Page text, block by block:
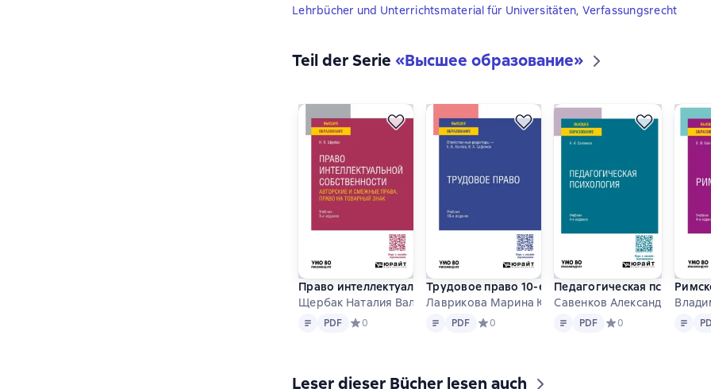
Lehrbücher und Unterrichtsmaterial für Universitäten, Verfassungsrecht
Teil der Serie «Высшее образование»
Право интеллектуальной собственности: авторские и смежные права,
Щербак Наталия Валериевна
Text PDF
PDF Средний рейтинг 0 на основе 0 оценок
0
Трудовое право 10-е изд. Учебник для вузов
Лаврикова Марина Юрьевна u.a.
Text PDF
PDF Средний рейтинг 0 на основе 0 оценок
0
Педагогическая
Савенков Александр Ильич
Text PDF
PDF Средний рейтинг 0 на
0 Text
Leser dieser Bücher lesen auch